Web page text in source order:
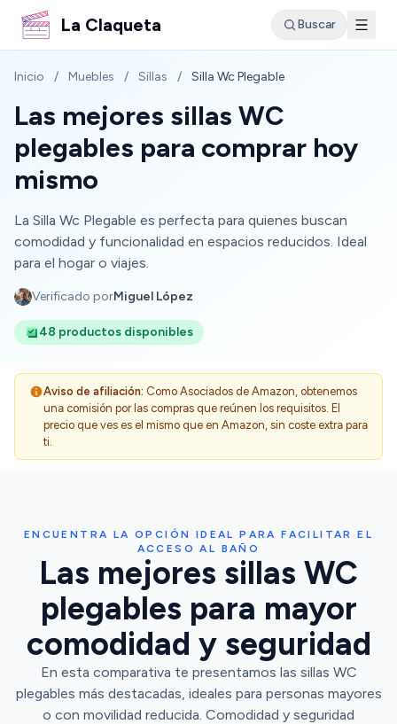
La Claqueta Buscar
Inicio / Muebles / Sillas / Silla Wc Plegable
Las mejores sillas WC
plegables para comprar hoy
mismo
La Silla Wc Plegable es perfecta para quienes buscan
comodidad y funcionalidad en espacios reducidos. Ideal
para el hogar o viajes.
Verificado porMiguel López
48 productos disponibles
Aviso de afiliación: Como Asociados de Amazon, obtenemos
una comisión por las compras que reúnen los requisitos. El
precio que ves es el mismo que en Amazon, sin coste extra para
ti.
ENCUENTRA LA OPCIÓN IDEAL PARA FACILITAR EL
ACCESO AL BAÑO
Las mejores sillas WC
plegables para mayor
comodidad y seguridad
En esta comparativa te presentamos las sillas WC
plegables más destacadas, ideales para personas mayores
o con movilidad reducida. Comodidad y seguridad